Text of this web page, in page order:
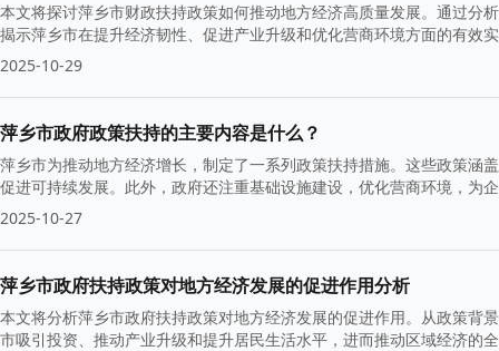
本文将探讨萍乡市财政扶持政策如何推动地方经济高质量发展。通过分
揭示萍乡市在提升经济韧性、促进产业升级和优化营商环境方面的有效
2025-10-29
萍乡市政府政策扶持的主要内容是什么？
萍乡市为推动地方经济增长，制定了一系列政策扶持措施。这些政策涵
促进可持续发展。此外，政府还注重基础设施建设，优化营商环境，为
2025-10-27
萍乡市政府扶持政策对地方经济发展的促进作用分析
本文将分析萍乡市政府扶持政策对地方经济发展的促进作用。从政策背
市吸引投资、推动产业升级和提升居民生活水平，进而推动区域经济的